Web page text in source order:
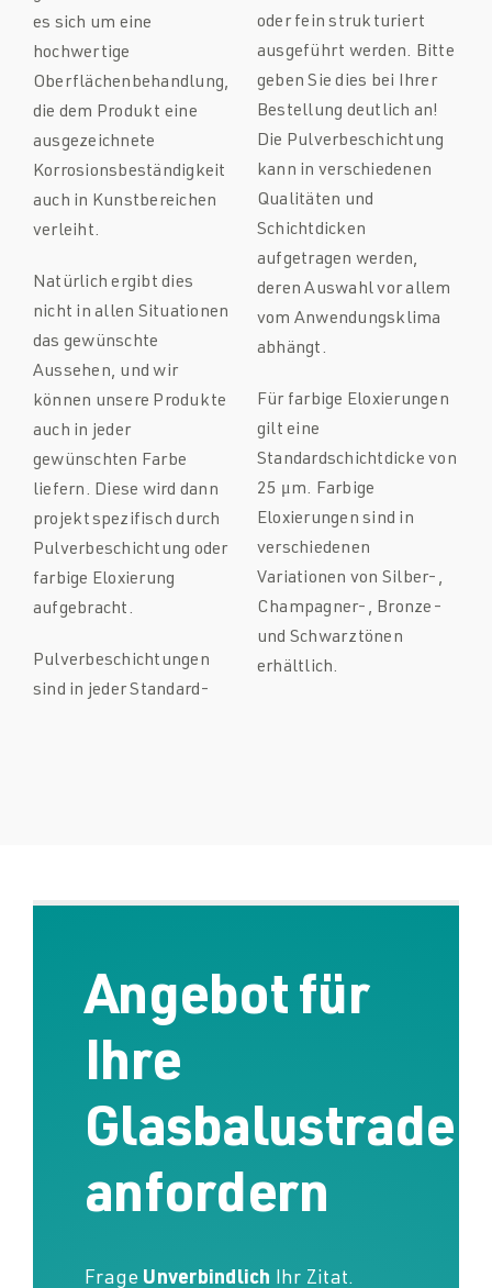
es sich um eine
hochwertige
Oberflächenbehandlung,
die dem Produkt eine
ausgezeichnete
Korrosionsbeständigkeit
auch in Kunstbereichen
verleiht.
Natürlich ergibt dies
nicht in allen Situationen
das gewünschte
Aussehen, und wir
können unsere Produkte
auch in jeder
gewünschten Farbe
liefern. Diese wird dann
projektspezifisch durch
Pulverbeschichtung oder
farbige Eloxierung
aufgebracht.
Pulverbeschichtungen
sind in jeder Standard-
oder fein strukturiert
ausgeführt werden. Bitte
geben Sie dies bei Ihrer
Bestellung deutlich an!
Die Pulverbeschichtung
kann in verschiedenen
Qualitäten und
Schichtdicken
aufgetragen werden,
deren Auswahl vor allem
vom Anwendungsklima
abhängt.
Für farbige Eloxierungen
gilt eine
Standardschichtdicke von
25 μm. Farbige
Eloxierungen sind in
verschiedenen
Variationen von Silber-,
Champagner-, Bronze-
und Schwarztönen
erhältlich.
Angebot für
Ihre
Glasbalustrade
anfordern
Frage Unverbindlich Ihr Zitat.